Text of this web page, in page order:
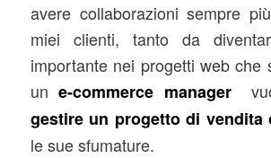
avere collaborazioni sempre
miei clienti, tanto da
importante nei progetti web che
une-commerce manager
gestire un progetto di vendita
le sue sfumature.